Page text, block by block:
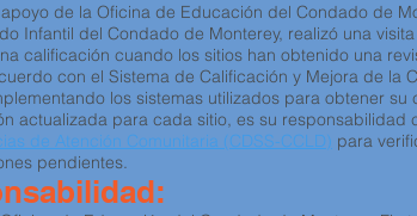
de la Oficina de Educación del Condado de
Infantil del Condado de Monterey, realizó una
calificación cuando los sitios han obtenido una
con el Sistema de Calificación y Mejora de la
los sistemas utilizados para obtener
actualizada para cada sitio, es su responsabilidad
de Atención Comunitaria (CDSS-CCLD) para
pendientes.